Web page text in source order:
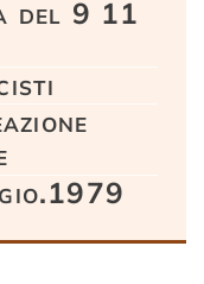
del 9 11